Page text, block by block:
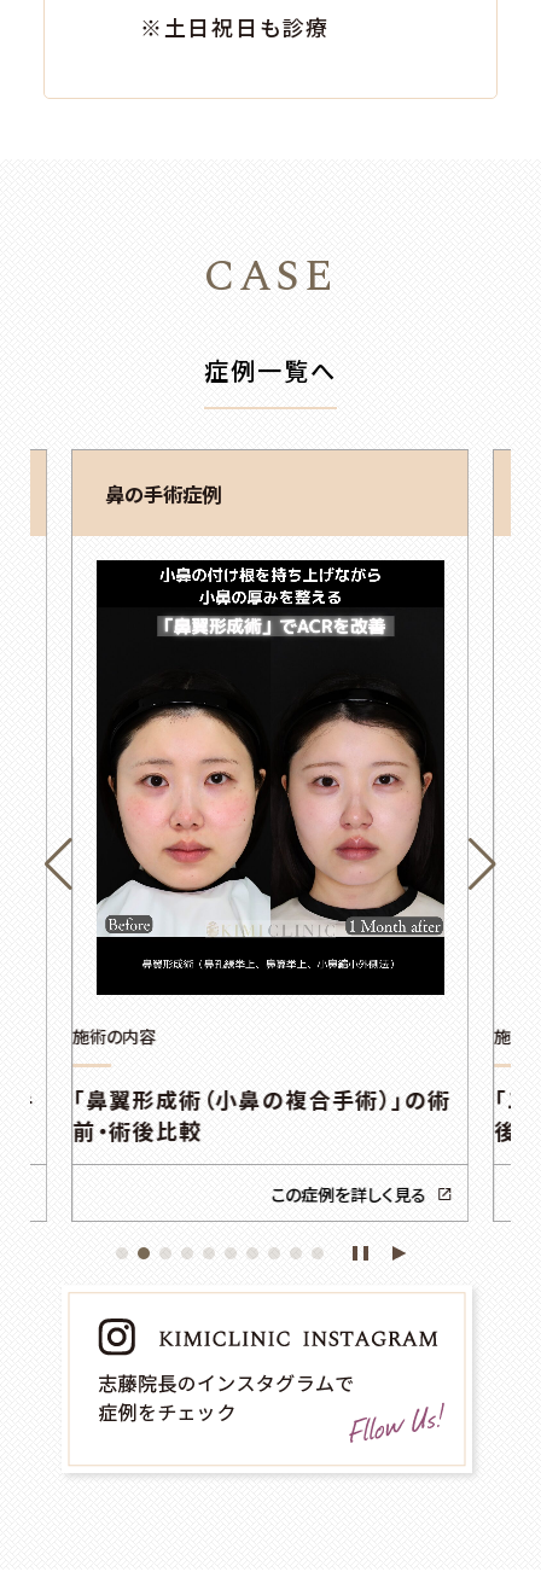
※土日祝日も診療
CASE
症例一覧へ
目元の手術症例
施術の内容
「二重切開（眼瞼下垂手術）」の術前・術
後比較
この症例を詳しく見る
施術
「